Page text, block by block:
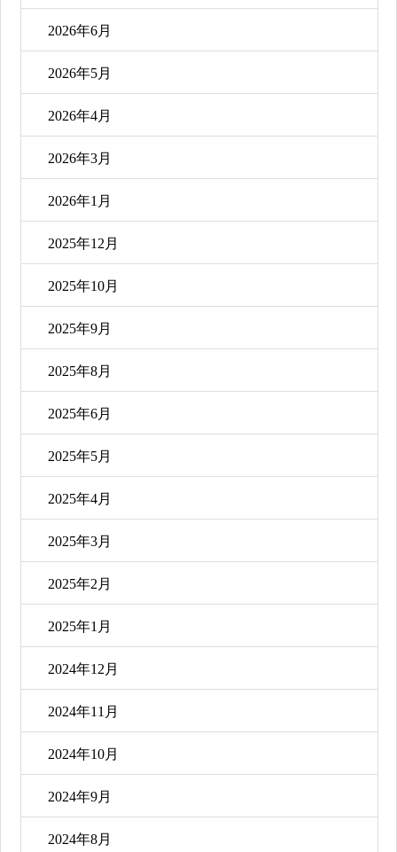
2026年6月
2026年5月
2026年4月
2026年3月
2026年1月
2025年12月
2025年10月
2025年9月
2025年8月
2025年6月
2025年5月
2025年4月
2025年3月
2025年2月
2025年1月
2024年12月
2024年11月
2024年10月
2024年9月
2024年8月